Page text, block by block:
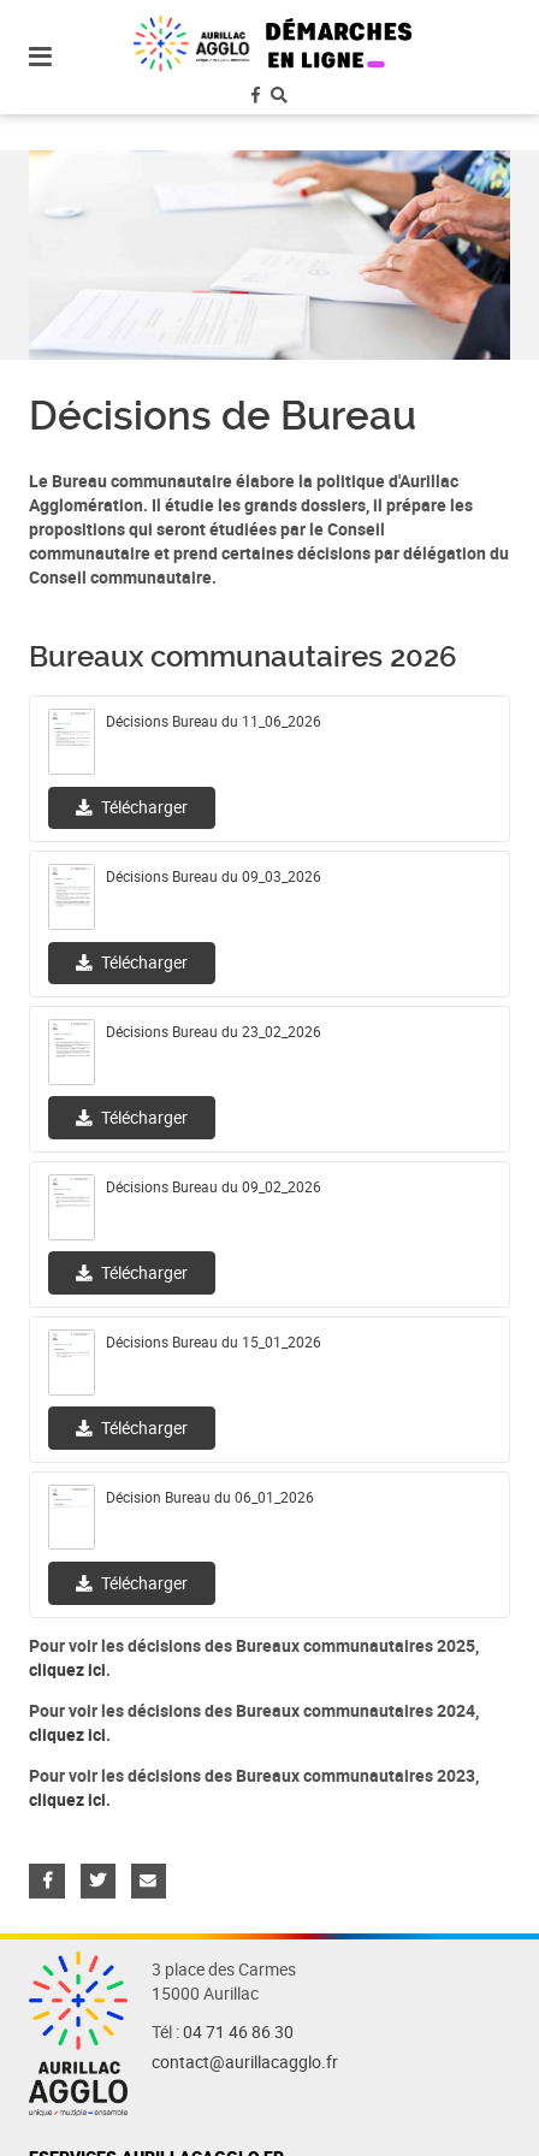
site
menu
Décisions de Bureau
Le Bureau communautaire élabore la politique d'Aurillac
Agglomération. Il étudie les grands dossiers, il prépare les
propositions qui seront étudiées par le Conseil
communautaire et prend certaines décisions par délégation du
Conseil communautaire.
Bureaux communautaires 2026
Décisions Bureau du 11_06_2026
Télécharger
Décisions Bureau du 09_03_2026
Télécharger
Décisions Bureau du 23_02_2026
Télécharger
Décisions Bureau du 09_02_2026
Télécharger
Décisions Bureau du 15_01_2026
Télécharger
Décision Bureau du 06_01_2026
Télécharger
Pour voir les décisions des Bureaux communautaires 2025,
cliquez ici.
Pour voir les décisions des Bureaux communautaires 2024,
cliquez ici.
Pour voir les décisions des Bureaux communautaires 2023,
cliquez ici.
3 place des Carmes
15000 Aurillac
Tél :04 71 46 86 30
contact@aurillacagglo.fr